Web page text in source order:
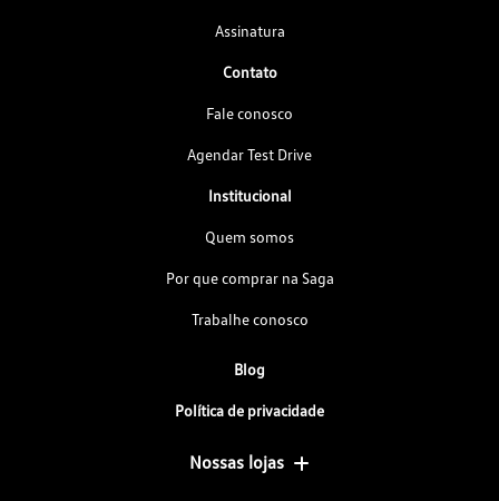
Assinatura
Contato
Fale conosco
Agendar Test Drive
Institucional
Quem somos
Por que comprar na Saga
Trabalhe conosco
Blog
Política de privacidade
Nossas lojas